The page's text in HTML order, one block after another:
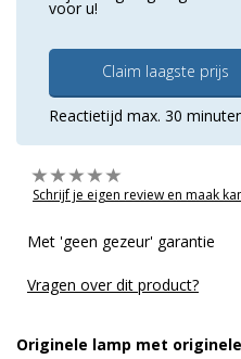
voor u!
Claim laagste prijs
Reactietijd max. 30
Schrijf je eigen review en maak
Met 'geen gezeur' garantie
Vragen over dit product?
Originele lamp met